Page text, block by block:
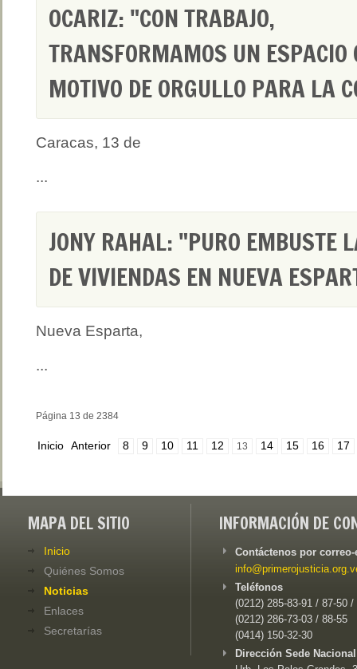
OCARIZ: "CON TRABAJO,
TRANSFORMAMOS UN ESPACIO
MOTIVO DE ORGULLO PARA LA
Caracas, 13 de
...
JONY RAHAL: "PURO EMBUSTE
DE VIVIENDAS EN NUEVA
Nueva Esparta,
...
Página 13 de 2384
Inicio Anterior 8 9 10 11 12 13 14 15 16 17
MAPA DEL SITIO
Inicio
Quiénes Somos
Noticias
Enlaces
Secretarías
INFORMACIÓN DE
Contáctenos por
Teléfonos
(0212) 285-83-91 / 87-50 /
(0212) 286-73-03 / 88-55
(0414) 150-32-30
Dirección Sede